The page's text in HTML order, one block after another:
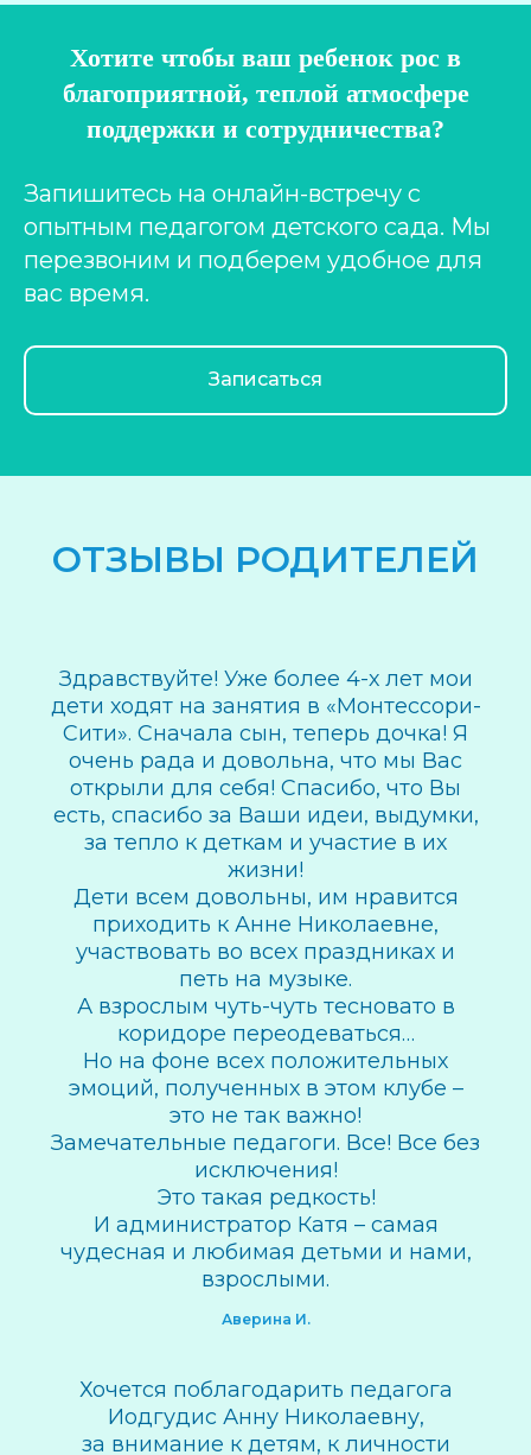
Хотите чтобы ваш ребенок рос в
благоприятной, теплой атмосфере
поддержки и сотрудничества?
Запишитесь на онлайн-встречу с
опытным педагогом детского сада. Мы
перезвоним и подберем удобное для
вас время.
Записаться
ОТЗЫВЫ РОДИТЕЛЕЙ
Здравствуйте! Уже более 4-х лет мои
дети ходят на занятия в «Монтессори-
Сити». Сначала сын, теперь дочка! Я
очень рада и довольна, что мы Вас
открыли для себя! Спасибо, что Вы
есть, спасибо за Ваши идеи, выдумки,
за тепло к деткам и участие в их
жизни!
Дети всем довольны, им нравится
приходить к Анне Николаевне,
участвовать во всех праздниках и
петь на музыке.
А взрослым чуть-чуть тесновато в
коридоре переодеваться…
Но на фоне всех положительных
эмоций, полученных в этом клубе –
это не так важно!
Замечательные педагоги. Все! Все без
исключения!
Это такая редкость!
И администратор Катя – самая
чудесная и любимая детьми и нами,
взрослыми.
Аверина И.
Хочется поблагодарить педагога
Иодгудис Анну Николаевну,
за внимание к детям, к личности